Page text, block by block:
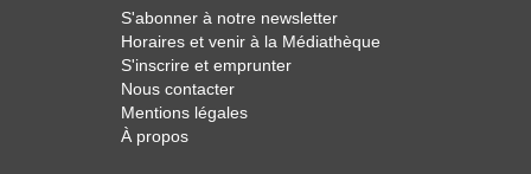
S'abonner à notre newsletter
Horaires et venir à la Médiathèque
S'inscrire et emprunter
Nous contacter
Mentions légales
À propos